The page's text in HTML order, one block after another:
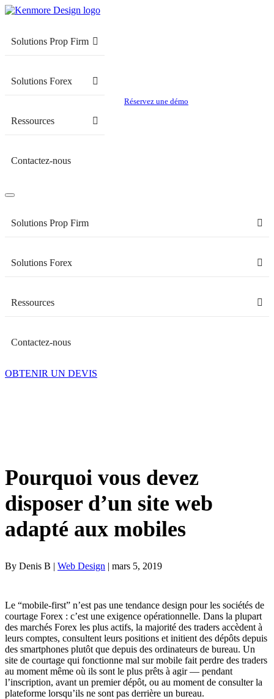
Solutions Prop Firm
Solutions Forex
Ressources
Contactez-nous
Réservez une démo
Solutions Prop Firm
Solutions Forex
Ressources
Contactez-nous
OBTENIR UN DEVIS
Pourquoi vous devez
disposer d’un site web
adapté aux mobiles
By Denis B | Web Design | mars 5, 2019
Le “mobile-first” n’est pas une tendance design pour les sociétés de
courtage Forex : c’est une exigence opérationnelle. Dans la plupart
des marchés Forex les plus actifs, la majorité des traders accèdent à
leurs comptes, consultent leurs positions et initient des dépôts depuis
des smartphones plutôt que depuis des ordinateurs de bureau. Un
site de courtage qui fonctionne mal sur mobile fait perdre des traders
au moment même où ils sont le plus prêts à agir — pendant
l’inscription, avant un premier dépôt, ou au moment de consulter la
plateforme lorsqu’ils ne sont pas derrière un bureau.